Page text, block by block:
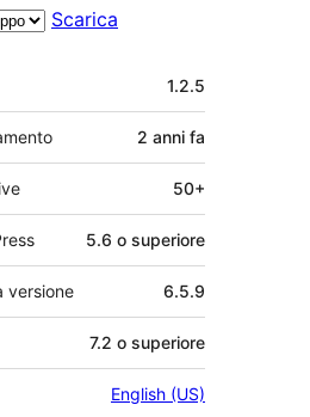
Scarica
1.2.5
2 anni fa
50+
5.6 o superiore
versione 6.5.9
7.2 o superiore
English (US)